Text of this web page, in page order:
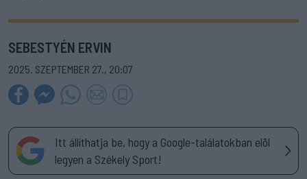
SEBESTYÉN ERVIN
2025. SZEPTEMBER 27., 20:07
Itt állíthatja be, hogy a Google-találatokban elöl
legyen a Székely Sport!